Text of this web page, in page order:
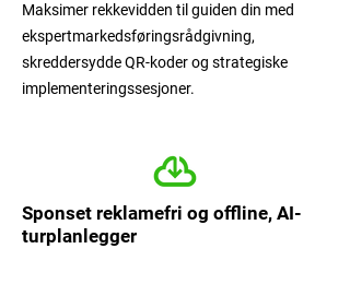
Maksimer rekkevidden til guiden din med
ekspertmarkedsføringsrådgivning,
skreddersydde QR-koder og strategiske
implementeringssesjoner.
Sponset reklamefri og offline, AI-
turplanlegger